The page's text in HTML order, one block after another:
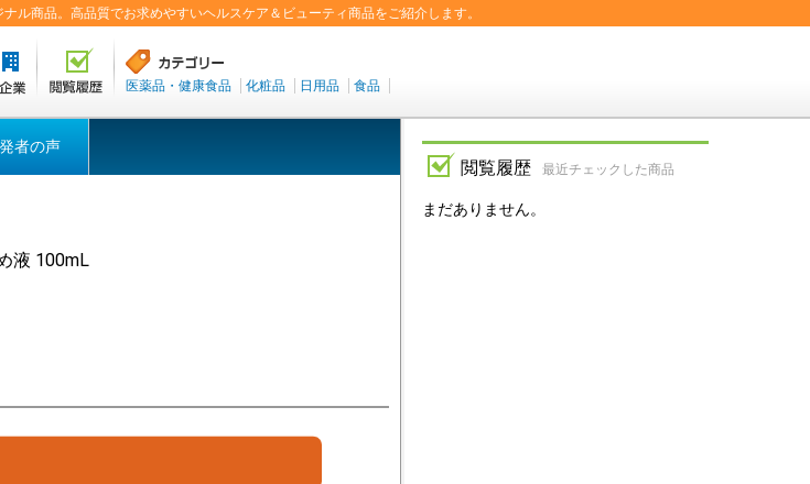
ル商品。高品質でお求めやすいヘルスケア＆ビューティ商品をご紹介します。
医薬品・健康食品 化粧品 日用品 食品
閲覧履歴 最近チェックした商品
まだありません。
者の声
液 100mL